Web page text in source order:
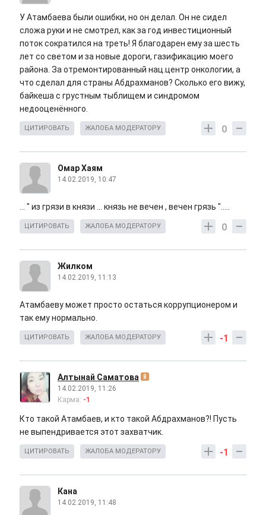
У Атамбаева были ошибки, но он делал. Он не сидел
сложа руки и не смотрел, как за год инвестиционный
поток сократился на треть! Я благодарен ему за шесть
лет со светом и за новые дороги, газификацию моего
района. За отремонтированный нац.центр онкологии, а
что сделал для страны Абдрахманов? Сколько его вижу,
байкеша с грустным тыблищем и синдромом
недооценённого.
0
ЦИТИРОВАТЬ ЖАЛОБА МОДЕРАТОРУ
Омар Хаям
14.02.2019, 10:47
... " из грязи в князи ... князь не вечен , вечен грязь ".....
0
ЦИТИРОВАТЬ ЖАЛОБА МОДЕРАТОРУ
Жилком
14.02.2019, 11:13
Атамбаеву может просто остаться коррупционером и
так ему нормально.
-1
ЦИТИРОВАТЬ ЖАЛОБА МОДЕРАТОРУ
Алтынай Саматова
14.02.2019, 11:26
Карма: -1
Кто такой Атамбаев, и кто такой Абдрахманов?! Пусть
не выпендривается этот захватчик.
-1
ЦИТИРОВАТЬ ЖАЛОБА МОДЕРАТОРУ
Кана
14.02.2019, 11:48